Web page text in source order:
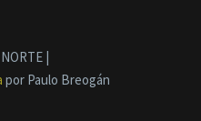
|
por Paulo Breogán